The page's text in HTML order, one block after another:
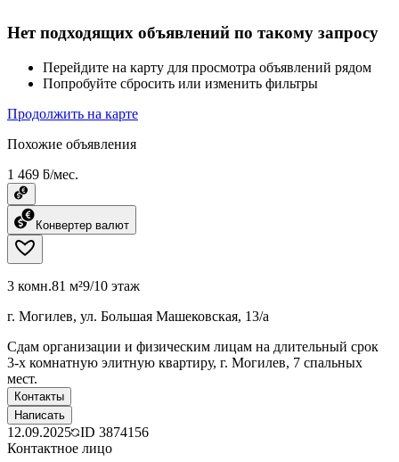
Нет подходящих объявлений по такому запросу
Перейдите на карту для просмотра объявлений рядом
Попробуйте сбросить или изменить фильтры
Продолжить на карте
Похожие объявления
1 469 ƃ/мес.
Конвертер валют
3 комн.81 м²9/10 этаж
г. Могилев, ул. Большая Машековская, 13/а
Сдам организации и физическим лицам на длительный срок
3-х комнатную элитную квартиру, г. Могилев, 7 спальных
мест.
Контакты
Написать
12.09.2025 ID 3874156
Контактное лицо